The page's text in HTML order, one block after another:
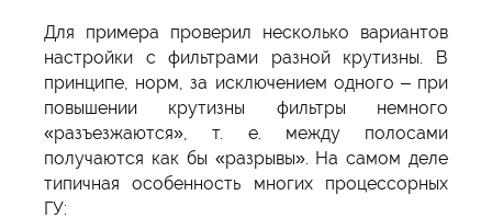
Для примера проверил несколько вариантов
настройки с фильтрами разной крутизны. В
принципе, норм, за исключением одного – при
повышении крутизны фильтры немного
«разъезжаются», т. е. между полосами
получаются как бы «разрывы». На самом деле
типичная особенность многих процессорных
ГУ: